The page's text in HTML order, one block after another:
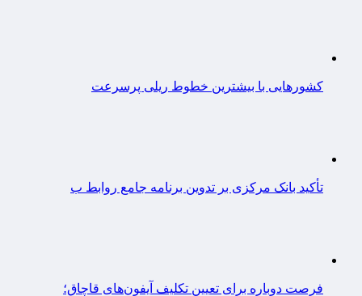
کشورهایی با بیشترین خطوط ریلی پرسرعت
تأکید بانک مرکزی بر تدوین برنامه جامع روابط ب
فرصت دوباره برای تعیین تکلیف آیفون‌های قاچاق؛